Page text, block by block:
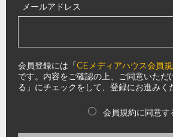
メールアドレス
会員登録には「CEメディアハウス会員
です。内容をご確認の上、ご同意いただ
る」にチェックをして、登録にお進みく
会員規約に同意す